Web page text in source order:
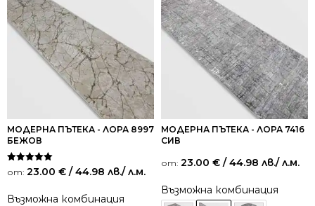
МОДЕРНА ПЪТЕКА - ЛОРА 8997
БЕЖОВ
Оценено на
5.00
от: 23.00 € / 44.98 лв./ л.м.
Възможна комбинация
МОДЕРНА ПЪТЕКА - ЛОРА 7416
СИВ
от: 23.00 € / 44.98 лв./ л.м.
Възможна комбинация